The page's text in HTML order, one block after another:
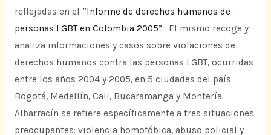
reflejadas en el “Informe de derechos humanos de
personas LGBT en Colombia 2005”. El mismo recoge y
analiza informaciones y casos sobre violaciones de
derechos humanos contra las personas LGBT, ocurridas
entre los años 2004 y 2005, en 5 ciudades del país:
Bogotá, Medellín, Cali, Bucaramanga y Montería.
Albarracín se refiere específicamente a tres situaciones
preocupantes: violencia homofóbica, abuso policial y